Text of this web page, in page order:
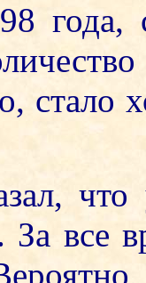
года,
стало
За все